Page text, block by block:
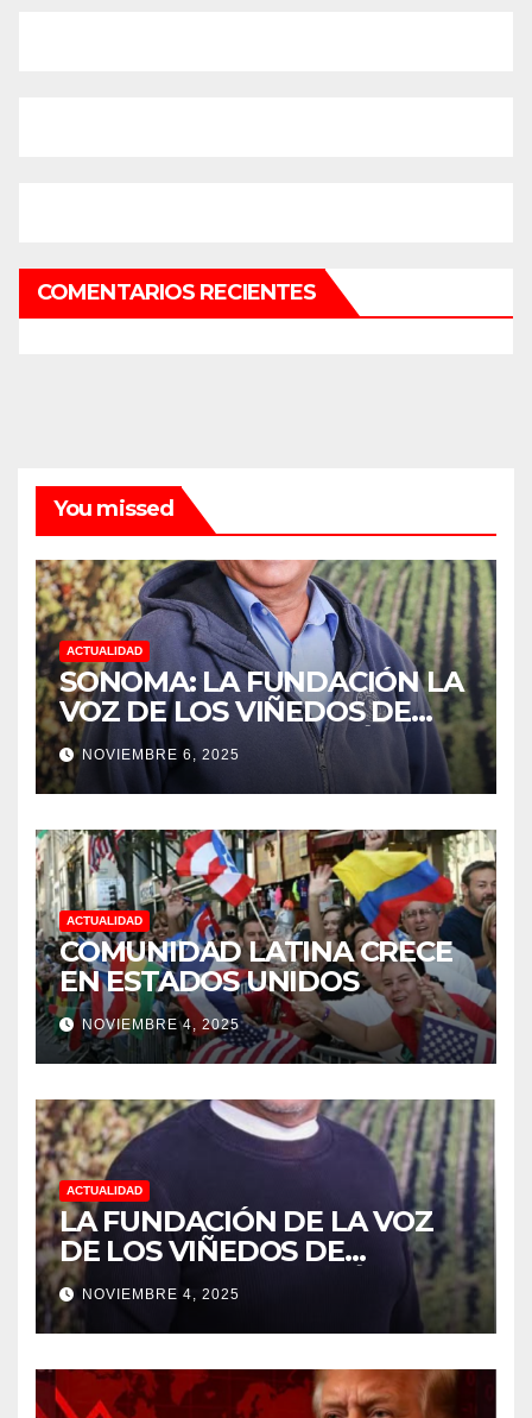
COMENTARIOS RECIENTES
You missed
ACTUALIDAD
SONOMA: LA FUNDACIÓN LA
VOZ DE LOS VIÑEDOS DE
SONOMA, RECONOCIÓ A LOS
TRABAJADORES DEL MES DE
FEBRERO POR SU GRAN
TRABAJO EN LA PODA DE
UVAS
NOVIEMBRE 6, 2025
ACTUALIDAD
COMUNIDAD LATINA CRECE
EN ESTADOS UNIDOS
NOVIEMBRE 4, 2025
ACTUALIDAD
LA FUNDACIÓN DE LA VOZ
DE LOS VIÑEDOS DE
SONOMA RECONOCIÓ A
CUATRO “ EMPLEADOS DEL
MES” POR SU LIDERAZGO Y
DEDICACIÓN EN LOS
VIÑEDOS
NOVIEMBRE 4, 2025